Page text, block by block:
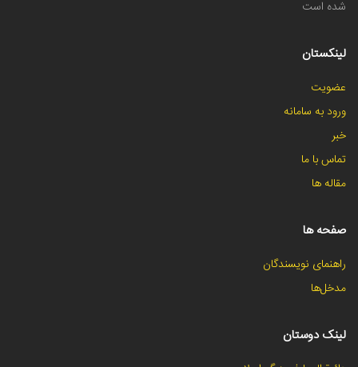
شده است
لینکستان
عضویت
ورود به سامانه
خبر
تماس با ما
مقاله ها
صفحه ها
راهنمای نویسندگان
مدخل‌ها
لینک دوستان